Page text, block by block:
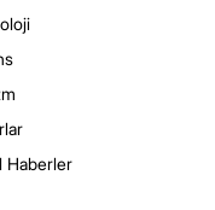
Haberler